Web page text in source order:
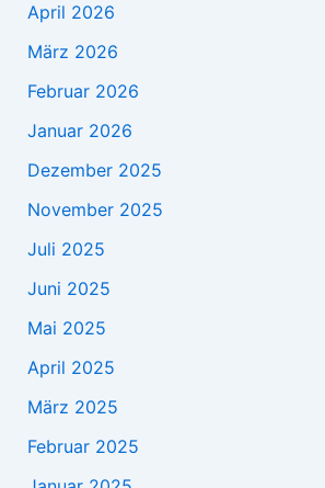
April 2026
März 2026
Februar 2026
Januar 2026
Dezember 2025
November 2025
Juli 2025
Juni 2025
Mai 2025
April 2025
März 2025
Februar 2025